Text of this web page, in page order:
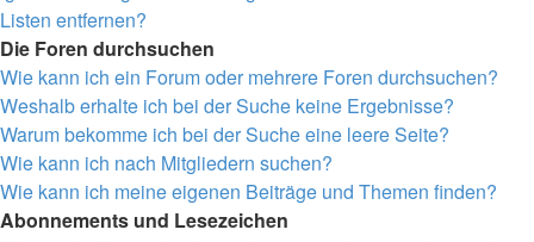
Listen entfernen?
Die Foren durchsuchen
Wie kann ich ein Forum oder mehrere Foren durchsuchen?
Weshalb erhalte ich bei der Suche keine Ergebnisse?
Warum bekomme ich bei der Suche eine leere Seite?
Wie kann ich nach Mitgliedern suchen?
Wie kann ich meine eigenen Beiträge und Themen finden?
Abonnements und Lesezeichen